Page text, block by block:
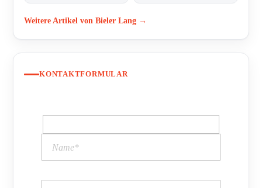
Weitere Artikel von Bieler Lang →
KONTAKTFORMULAR